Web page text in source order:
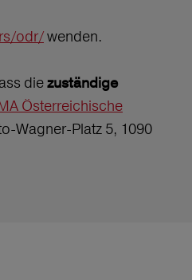
odr/wenden.
diezuständige
Österreichische
Wagner-Platz 5, 1090